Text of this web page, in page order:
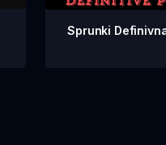
Sprunki